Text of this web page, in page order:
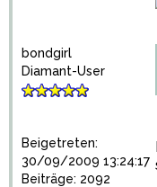
bondgirl
Diamant-User
Beigetreten:
30/09/2009 13:24:17
Beiträge: 2092